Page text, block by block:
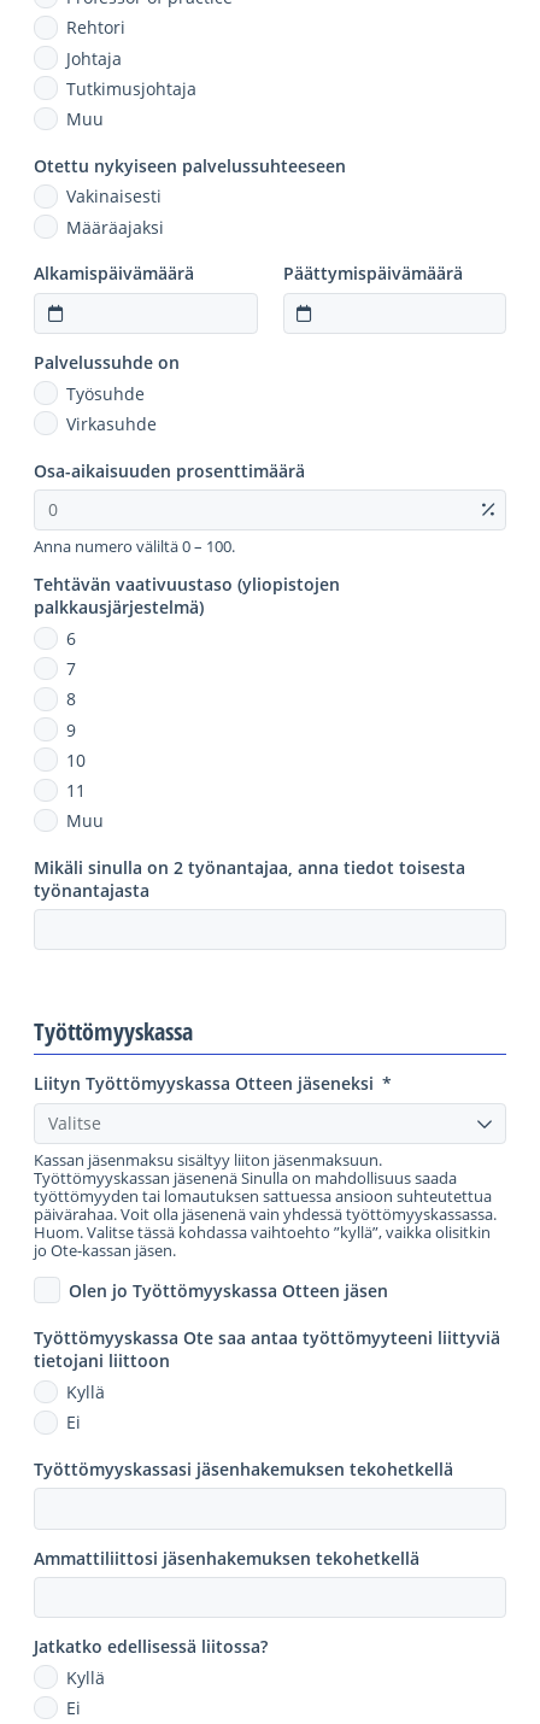
Rehtori
Johtaja
Tutkimusjohtaja
Muu
Otettu nykyiseen palvelussuhteeseen
Vakinaisesti
Määräajaksi
Alkamispäivämäärä Päättymispäivämäärä
Palvelussuhde on
Työsuhde
Virkasuhde
Osa-aikaisuuden prosenttimäärä
Anna numero väliltä 0 – 100.
Tehtävän vaativuustaso (yliopistojen
palkkausjärjestelmä)
6
7
8
9
10
11
Muu
Mikäli sinulla on 2 työnantajaa, anna tiedot toisesta
työnantajasta
Työttömyyskassa
Liityn Työttömyyskassa Otteen jäseneksi *
Valitse
Kassan jäsenmaksu sisältyy liiton jäsenmaksuun.
Työttömyyskassan jäsenenä Sinulla on mahdollisuus saada
työttömyyden tai lomautuksen sattuessa ansioon suhteutettua
päivärahaa. Voit olla jäsenenä vain yhdessä työttömyyskassassa.
Huom. Valitse tässä kohdassa vaihtoehto ”kyllä”, vaikka olisitkin
jo Ote-kassan jäsen.
Olen jo Työttömyyskassa Otteen jäsen
Työttömyyskassa Ote saa antaa työttömyyteeni liittyviä
tietojani liittoon
Kyllä
Ei
Työttömyyskassasi jäsenhakemuksen tekohetkellä
Ammattiliittosi jäsenhakemuksen tekohetkellä
Jatkatko edellisessä liitossa?
Kyllä
Ei